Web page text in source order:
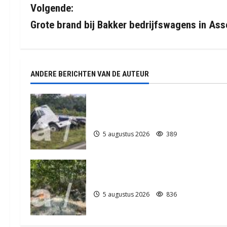
r
h
t
n
a
v
i
g
Volgende:
Grote brand bij Bakker bedrijfswagens in
ANDERE BERICHTEN VAN DE AUTEUR
5 augustus 2026 389
5 augustus 2026 836